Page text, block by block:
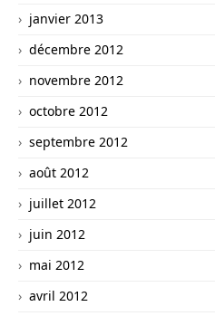
janvier 2013
décembre 2012
novembre 2012
octobre 2012
septembre 2012
août 2012
juillet 2012
juin 2012
mai 2012
avril 2012